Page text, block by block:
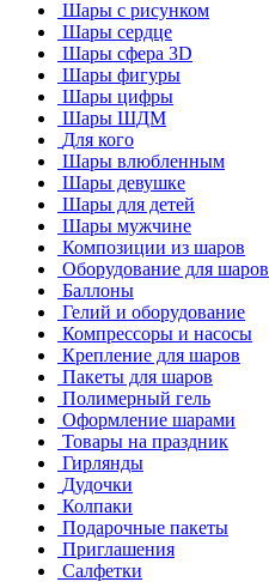
Шары с рисунком
Шары сердце
Шары сфера 3D
Шары фигуры
Шары цифры
Шары ШДМ
Для кого
Шары влюбленным
Шары девушке
Шары для детей
Шары мужчине
Композиции из шаров
Оборудование для шаров
Баллоны
Гелий и оборудование
Компрессоры и насосы
Крепление для шаров
Пакеты для шаров
Полимерный гель
Оформление шарами
Товары на праздник
Гирлянды
Дудочки
Колпаки
Подарочные пакеты
Приглашения
Салфетки